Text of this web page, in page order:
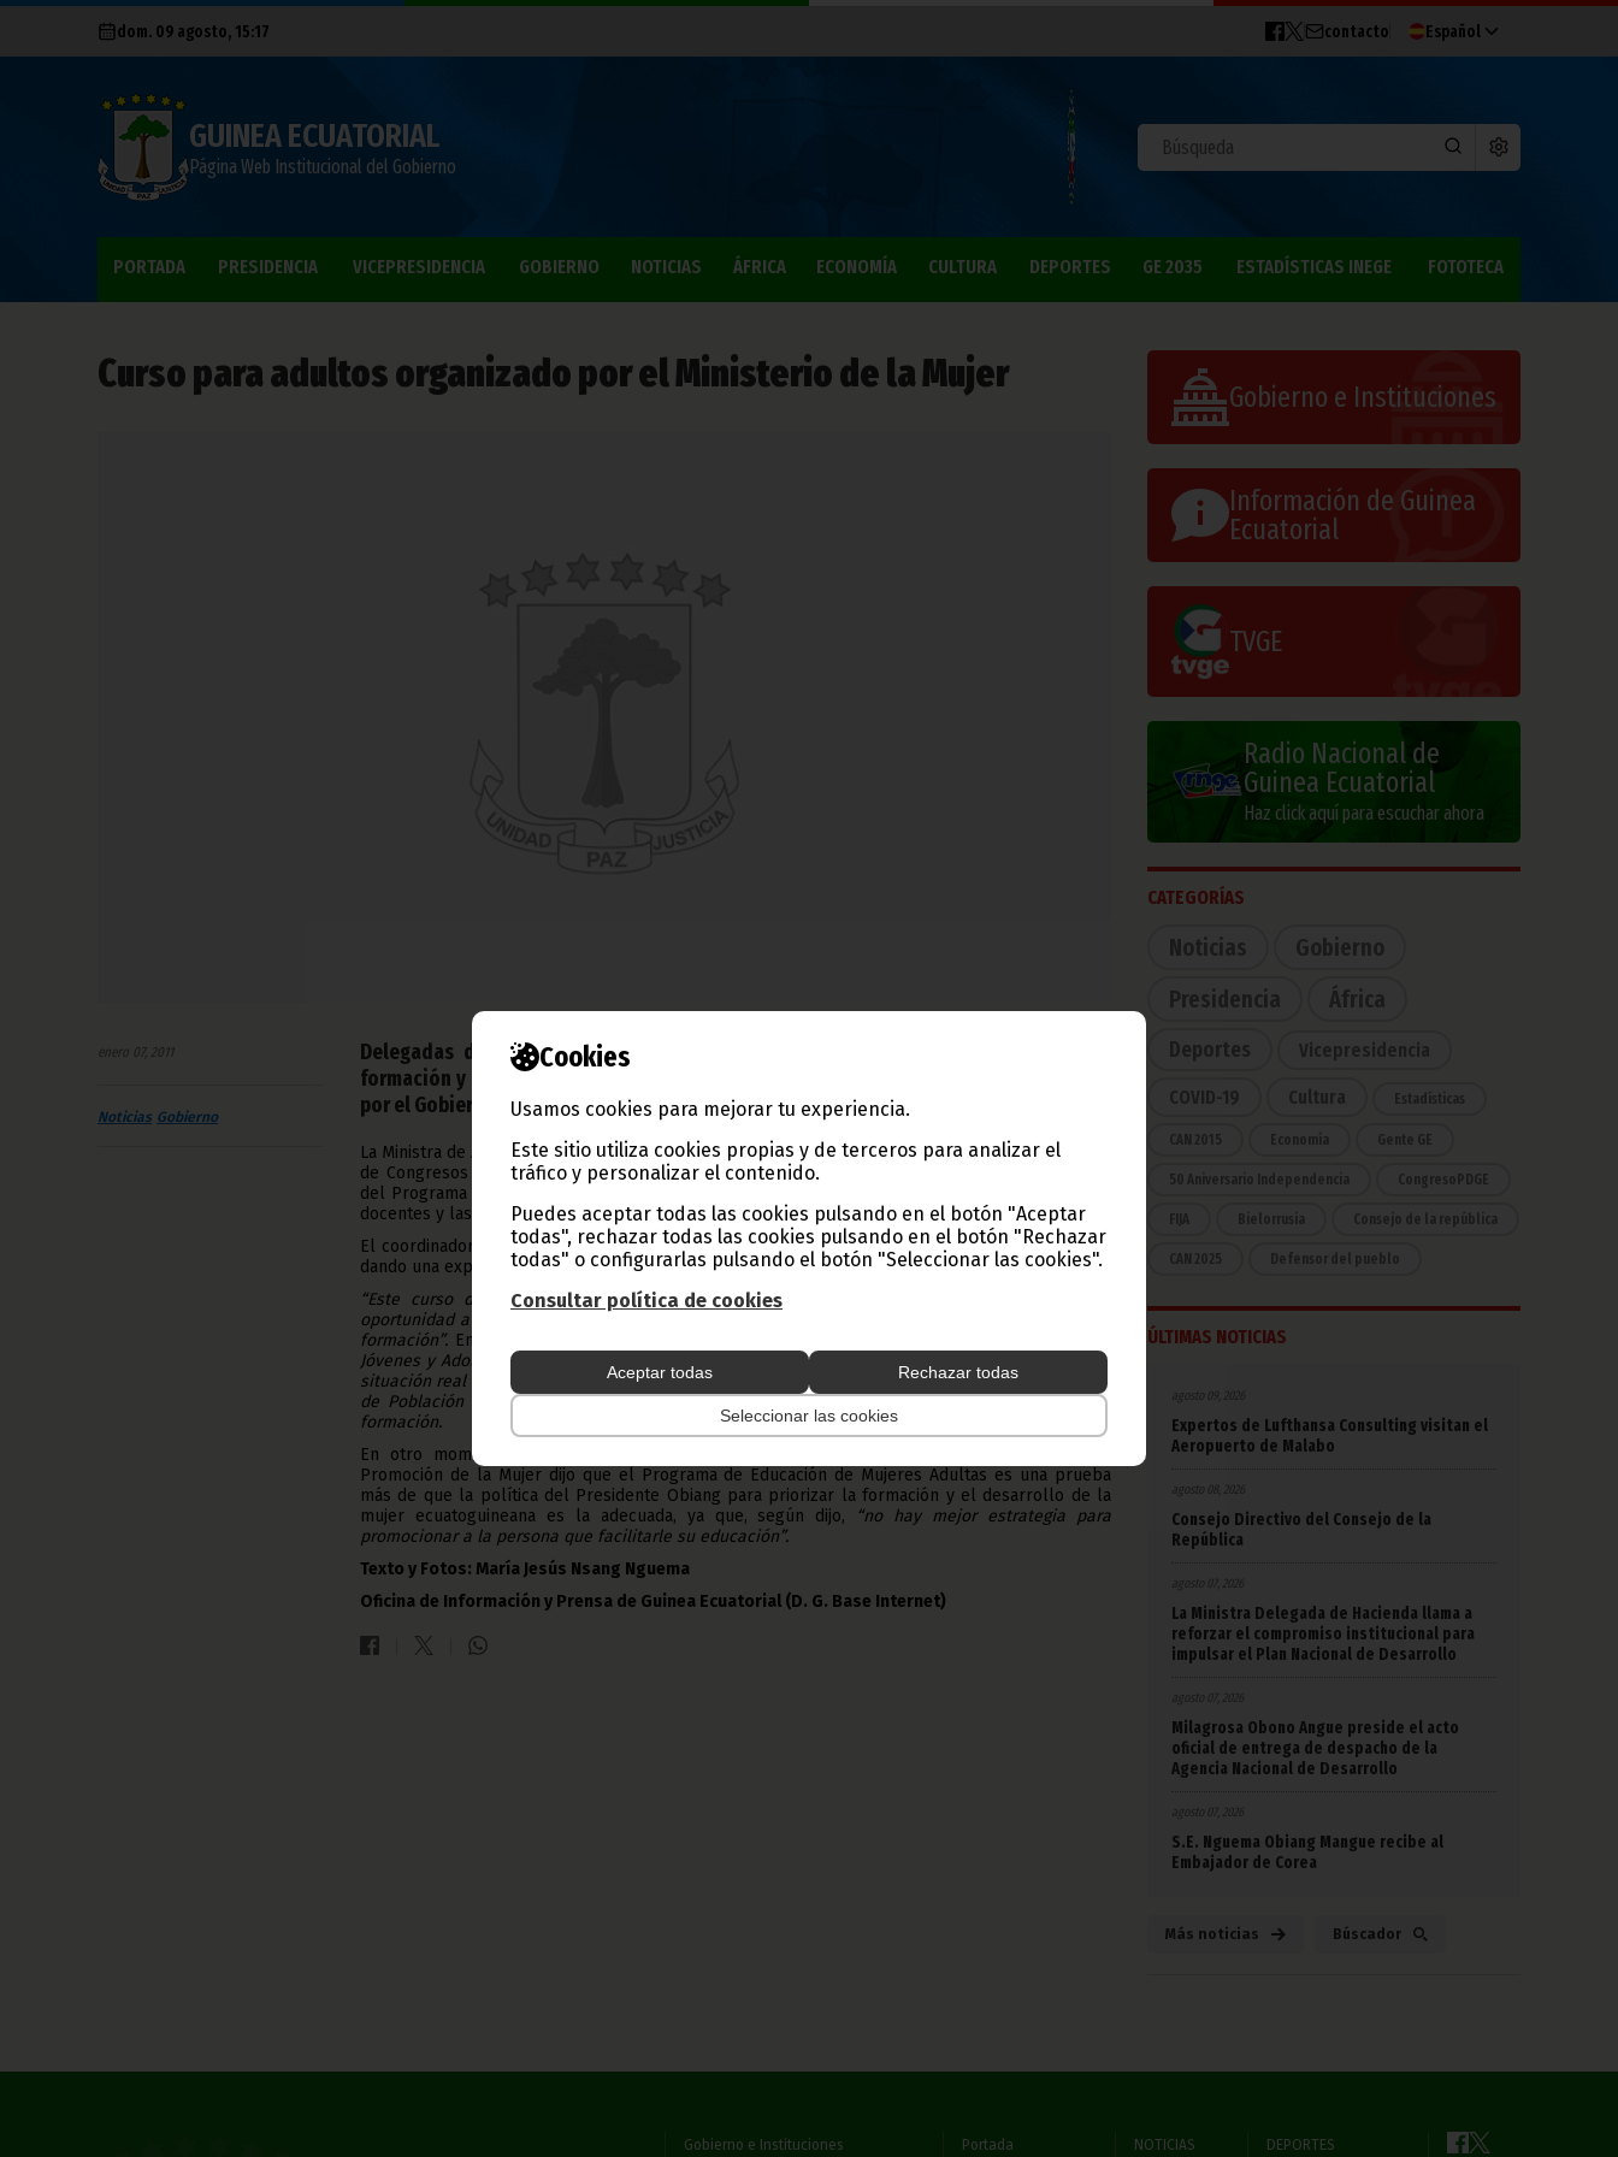
Cookies
Usamos cookies para mejorar tu experiencia.
Este sitio utiliza cookies propias y de terceros para analizar el
tráfico y personalizar el contenido.
Puedes aceptar todas las cookies pulsando en el botón "Aceptar
todas", rechazar todas las cookies pulsando en el botón "Rechazar
todas" o configurarlas pulsando el botón "Seleccionar las cookies".
Consultar política de cookies
Aceptar todas Rechazar todas
Seleccionar las cookies
dom. 09 agosto, 15:17 contacto Español
GUINEA ECUATORIAL
Página Web Institucional del Gobierno
PORTADA PRESIDENCIA VICEPRESIDENCIA GOBIERNO NOTICIAS ÁFRICA ECONOMÍA CULTURA DEPORTES GE 2035 ESTADÍSTICAS INEGE FOTOTECA
Curso para adultos organizado por el Ministerio de la Mujer
enero 07, 2011
Noticias Gobierno
Delegadas de Asuntos Sociales y Promoción de la Mujer asisten a un curso de
formación y capacitación para mujeres adultas, jóvenes y adolescentes organizado
por el Gobierno a través del Fondo de Desarrollo Social.
La Ministra de Asuntos Sociales y Promoción de la Mujer, Eulalia Envo Bela, presidió en el Palacio
de Congresos y Conferencias Internacionales de Ngolo, el inicio de este curso de capacitación
del Programa Nacional de Educación de Mujeres Adultas, Jóvenes y Adolescentes, dirigido a los
docentes y las delegadas de Asuntos Sociales y Promoción de la Mujer de todo el país.
El coordinador de este Programa Nacional, Antolin Nguema Nlang, fue el primero en intervenir
dando una explicación detallada sobre la importancia del proyecto.
“Este curso de formación y capacitación,-dijo la Ministra Envo Bela-
oportunidad a numerosas personas que en la adolescencia y juventud no pudieron concluir su
formación”. En este sentido, señaló que
Jóvenes y Adolescentes” no implica discriminación para los hombres, sino que responde a una
situación real de nuestro país, si se tiene en cuenta que los resultados del último Censo General
de Población y Vivienda del 2011, colocan a la mujer en el nivel más bajo de educación y
formación.
En otro momento de su intervención, la titular del Departamento de Asuntos Sociales y
Promoción de la Mujer dijo que el Programa de Educación de Mujeres Adultas es una prueba
más de que la política del Presidente Obiang para priorizar la formación y el desarrollo de la
mujer ecuatoguineana es la adecuada, ya que, según dijo,
“no hay mejor estrategia para
promocionar a la persona que facilitarle su educación”.
Texto y Fotos: María Jesús Nsang Nguema
Oficina de Información y Prensa de Guinea Ecuatorial (D. G. Base Internet)
Gobierno e Instituciones
Información de Guinea
Ecuatorial
TVGE
Radio Nacional de
Guinea Ecuatorial
Haz click aquí para escuchar ahora
CATEGORÍAS
Noticias
Gobierno
Presidencia
África
Deportes Vicepresidencia
COVID-19 Cultura Estadísticas
CAN 2015 Economía Gente GE
50 Aniversario Independencia CongresoPDGE
FIJA Bielorrusia Consejo de la república
CAN 2025 Defensor del pueblo
ÚLTIMAS NOTICIAS
agosto 09, 2026
Expertos de Lufthansa Consulting visitan el
Aeropuerto de Malabo
agosto 08, 2026
Consejo Directivo del Consejo de la
República
agosto 07, 2026
La Ministra Delegada de Hacienda llama a
reforzar el compromiso institucional para
impulsar el Plan Nacional de Desarrollo
agosto 07, 2026
Milagrosa Obono Angue preside el acto
oficial de entrega de despacho de la
Agencia Nacional de Desarrollo
agosto 07, 2026
S.E. Nguema Obiang Mangue recibe al
Embajador de Corea
Más noticias Búscador
Gobierno e Instituciones Portada NOTICIAS DEPORTES